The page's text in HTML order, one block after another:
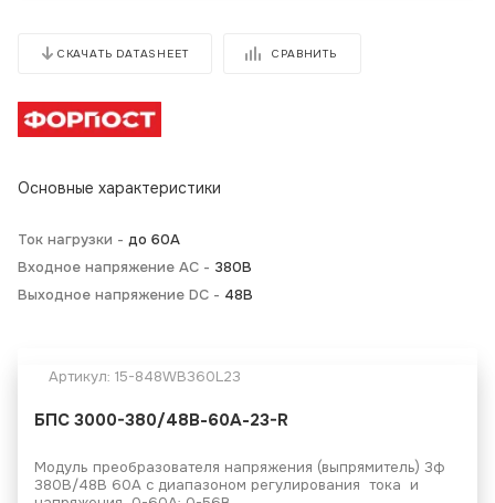
СКАЧАТЬ DATASHEET СРАВНИТЬ
Основные характеристики
Ток нагрузки - до 60А
Входное напряжение AC - 380В
Выходное напряжение DC - 48В
Артикул: 15-848WB360L23
БПС 3000-380/48В-60А-23-R
Модуль преобразователя напряжения (выпрямитель) 3ф
380В/48В 60А с диапазоном регулирования тока и